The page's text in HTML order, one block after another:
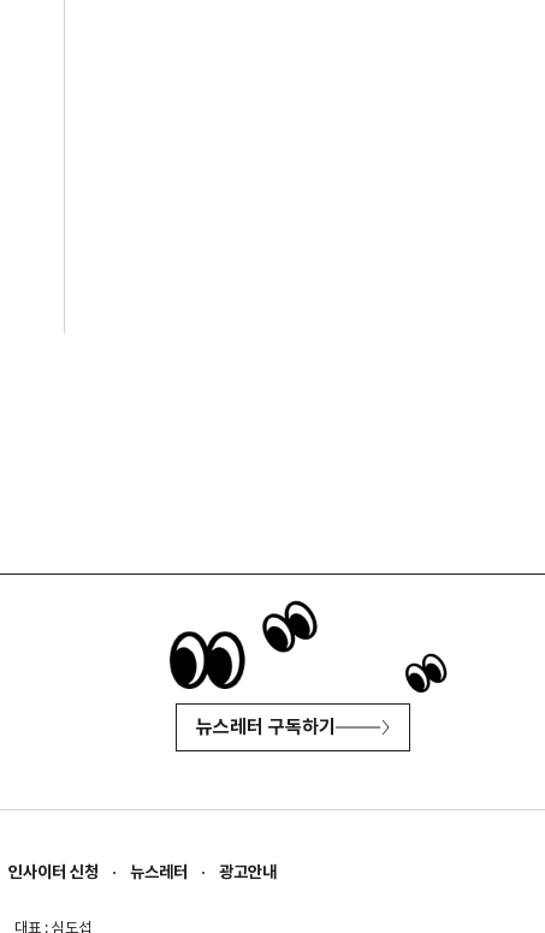
뉴스레터 구독하기
인사이터 신청 뉴스레터 광고안내
대표 : 심도섭